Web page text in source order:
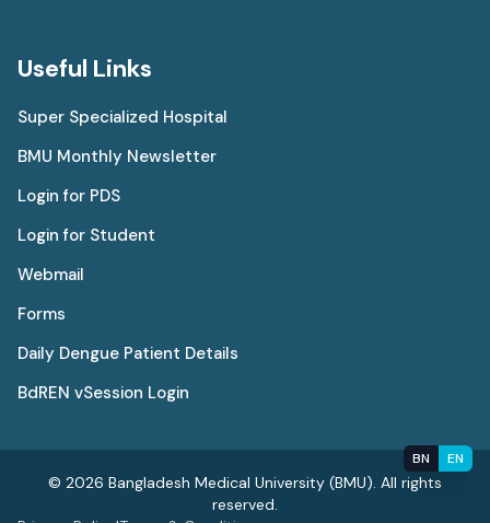
Useful Links
Super Specialized Hospital
BMU Monthly Newsletter
Login for PDS
Login for Student
Webmail
Forms
Daily Dengue Patient Details
BdREN vSession Login
BN EN
© 2026 Bangladesh Medical University (BMU). All rights
reserved.